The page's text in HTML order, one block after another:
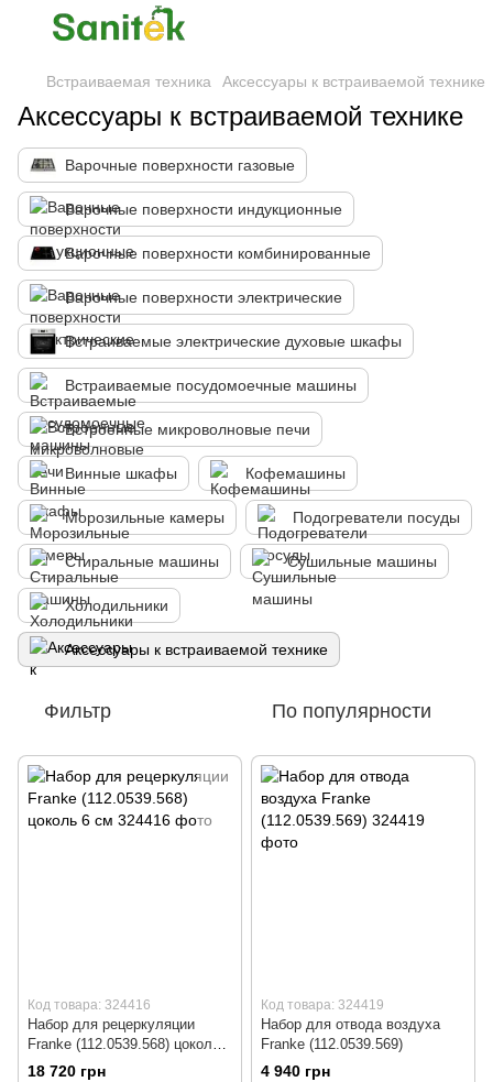
Встраиваемая техника Аксессуары к встраиваемой технике
Аксессуары к встраиваемой технике
Варочные поверхности газовые
Варочные поверхности индукционные
Варочные поверхности комбинированные
Варочные поверхности электрические
Встраиваемые электрические духовые шкафы
Встраиваемые посудомоечные машины
Встроенные микроволновые печи
Винные шкафы Кофемашины
Морозильные камеры Подогреватели посуды
Стиральные машины Сушильные машины
Холодильники
Аксессуары к встраиваемой технике
Фильтр По популярности
Код товара: 324416
Набор для рецеркуляции
Franke (112.0539.568) цоколь
6 см
18 720 грн
Код товара: 324419
Набор для отвода воздуха
Franke (112.0539.569)
4 940 грн